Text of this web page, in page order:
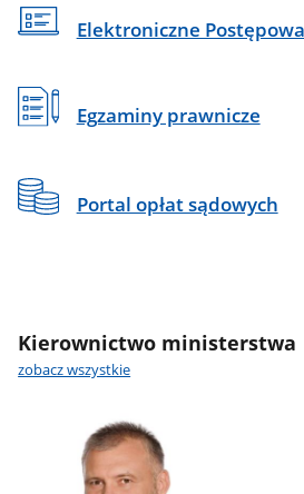
Elektroniczne
Egzaminy prawnicze
Portal opłat sądowych
Kierownictwo ministerstwa
zobacz wszystkie